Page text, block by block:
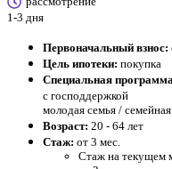
1-3 дня
Первоначальный взнос:
Цель ипотеки: покупка
Специальная
с господдержкой
молодая семья /
Возраст: 20 - 64 лет
Стаж: от 3 мес.
Стаж на текущем